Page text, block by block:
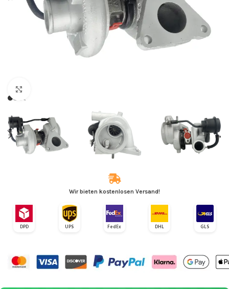
Wir bieten kostenlosen Versand!
DPD UPS FedEx DHL GLS